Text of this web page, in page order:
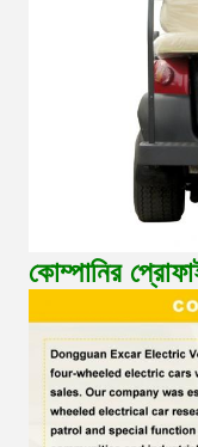
কোম্পানির